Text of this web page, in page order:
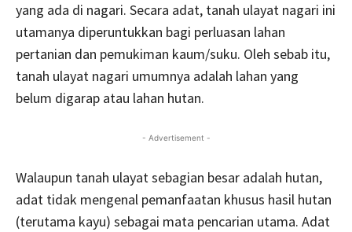
yang ada di nagari. Secara adat, tanah ulayat nagari ini
utamanya diperuntukkan bagi perluasan lahan
pertanian dan pemukiman kaum/suku. Oleh sebab itu,
tanah ulayat nagari umumnya adalah lahan yang
belum digarap atau lahan hutan.
- Advertisement -
Walaupun tanah ulayat sebagian besar adalah hutan,
adat tidak mengenal pemanfaatan khusus hasil hutan
(terutama kayu) sebagai mata pencarian utama. Adat